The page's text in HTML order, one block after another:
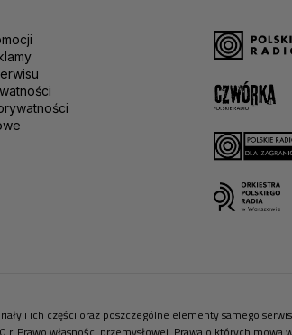
i ich części oraz poszczególne elementy samego